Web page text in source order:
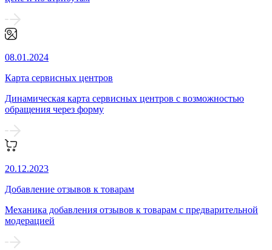
08.01.2024
Карта сервисных центров
Динамическая карта сервисных центров с возможностью
обращения через форму
20.12.2023
Добавление отзывов к товарам
Механика добавления отзывов к товарам с предварительной
модерацией